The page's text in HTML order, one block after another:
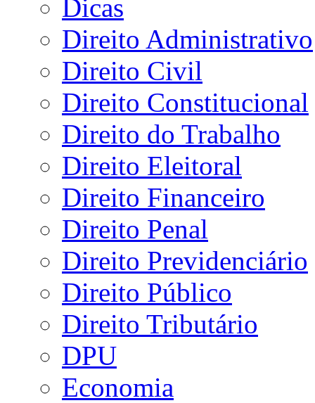
Dicas
Direito Administrativo
Direito Civil
Direito Constitucional
Direito do Trabalho
Direito Eleitoral
Direito Financeiro
Direito Penal
Direito Previdenciário
Direito Público
Direito Tributário
DPU
Economia